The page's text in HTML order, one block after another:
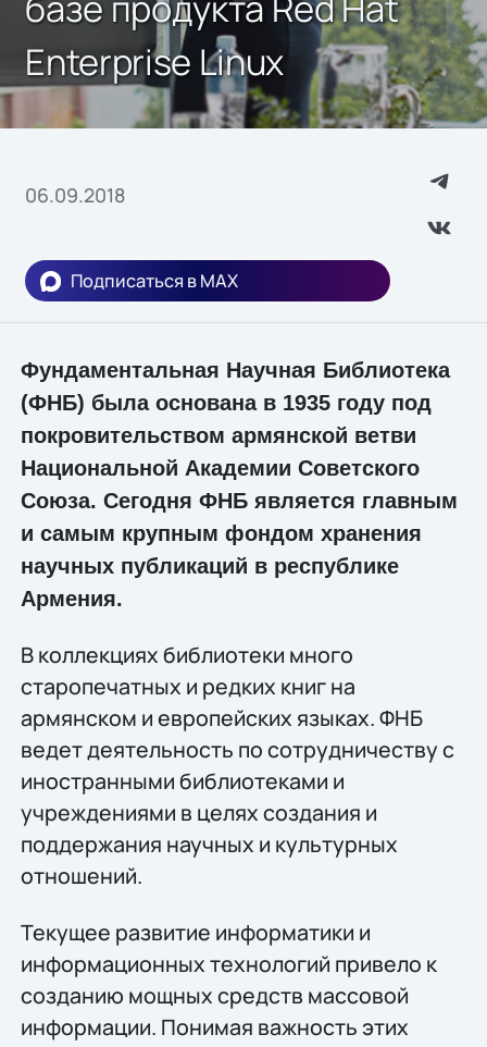
Enterprise Linux
06.09.2018
Подписаться в MAX
Фундаментальная Научная Библиотека
(ФНБ) была основана в 1935 году под
покровительством армянской ветви
Национальной Академии Советского
Союза. Сегодня ФНБ является главным
и самым крупным фондом хранения
научных публикаций в республике
Армения.
В коллекциях библиотеки много
старопечатных и редких книг на
армянском и европейских языках. ФНБ
ведет деятельность по сотрудничеству с
иностранными библиотеками и
учреждениями в целях создания и
поддержания научных и культурных
отношений.
Текущее развитие информатики и
информационных технологий привело к
созданию мощных средств массовой
информации. Понимая важность этих